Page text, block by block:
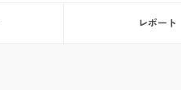
レポート